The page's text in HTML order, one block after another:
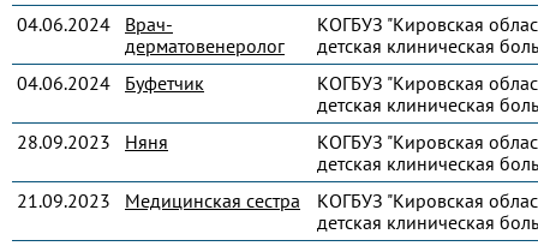
04.06.2024
Врач-
дерматовенеролог
КОГБУЗ "Кировская
детская клиническая
04.06.2024
Буфетчик
КОГБУЗ "Кировская
детская клиническая
28.09.2023
Няня
КОГБУЗ "Кировская
детская клиническая
21.09.2023
Медицинская сестра
КОГБУЗ "Кировская
детская клиническая